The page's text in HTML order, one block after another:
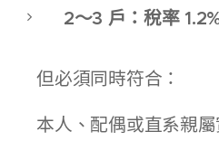
2～3 戶：稅率
📌 但必須同時符合：
✔ 本人、配偶或直系親